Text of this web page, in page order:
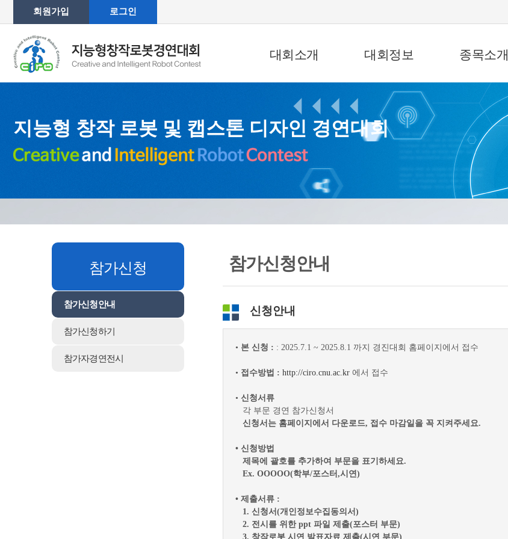
회원가입 로그인
대회소개 대회정보 종목소개
지능형 창작 로봇 및 캡스톤 디자인 경연대회
참가신청
참가신청안내
참가신청하기
참가자경연전시
참가신청안내
신청안내
• 본 신청 : : 2025.7.1 ~ 2025.8.1 까지 경진대회 홈페이지에서 접수
• 접수방법 : http://ciro.cnu.ac.kr에서 접수
• 신청서류
각 부문 경연 참가신청서
신청서는 홈페이지에서 다운로드, 접수 마감일을 꼭 지켜주세요.
• 신청방법
제목에 괄호를 추가하여 부문을 표기하세요.
Ex. OOOOO(학부/포스터,시연)
• 제출서류 :
1. 신청서(개인정보수집동의서)
2. 전시를 위한 ppt 파일 제출(포스터 부문)
3. 창작로봇 시연 발표자료 제출(시연 부문)